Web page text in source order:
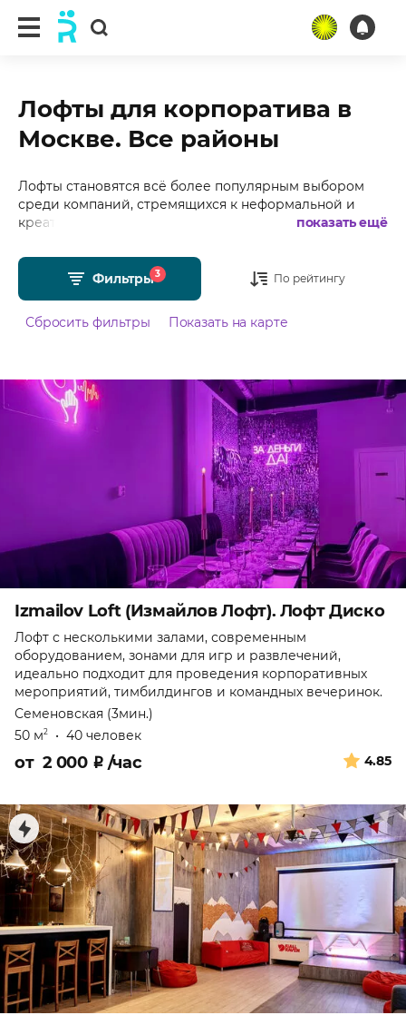
Лофты для корпоратива в
Москве. Все районы
Лофты становятся всё более популярным выбором
среди компаний, стремящихся к неформальной и
креативной обстановке для своих мероприятий. Эти
деловых встреч и корпоративов. Подобрали для Вас
50+ лофтов для корпоратива в Москве с
фотографиями, отзывами, средним рейтингом 4.98 из
5 и стоимостью от 400 рублей в час.
показать ещё
Фильтры3 По рейтингу
Сбросить фильтры Показать на карте
Izmailov Loft (Измайлов Лофт). Лофт Диско
Лофт с несколькими залами, современным
оборудованием, зонами для игр и развлечений,
идеально подходит для проведения корпоративных
мероприятий, тимбилдингов и командных вечеринок.
Семеновская (3мин.)
50 м2 • 40 человек
4.85
от 2 000 ₽ /час